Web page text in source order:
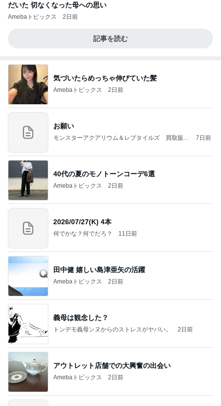
だいた 切なくなった母への思い
Amebaトピックス 2日前
記事を読む
気づいたらめっちゃ伸びていた髪
Amebaトピックス 2日前
お願い
モンスターアクアリウム＆レプタイルズ 買取販売
7日前
40代の夏のモノトーンコーデ6選
Amebaトピックス 2日前
2026/07/27(K) 4本
何でかな？何でだろ？ 11日前
田中健 嬉しい島津亜矢の活躍
Amebaトピックス 2日前
義母は観念した？
トンデモ義母ンヌからのストレスがヤバい。 2日前
アウトレット店舗での大興奮の出会い
Amebaトピックス 2日前